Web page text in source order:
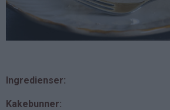
Ingredienser:
Kakebunner: